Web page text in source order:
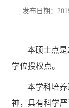
发布日期：
本硕士点
学位授权点。
本学科培
神，具有科学